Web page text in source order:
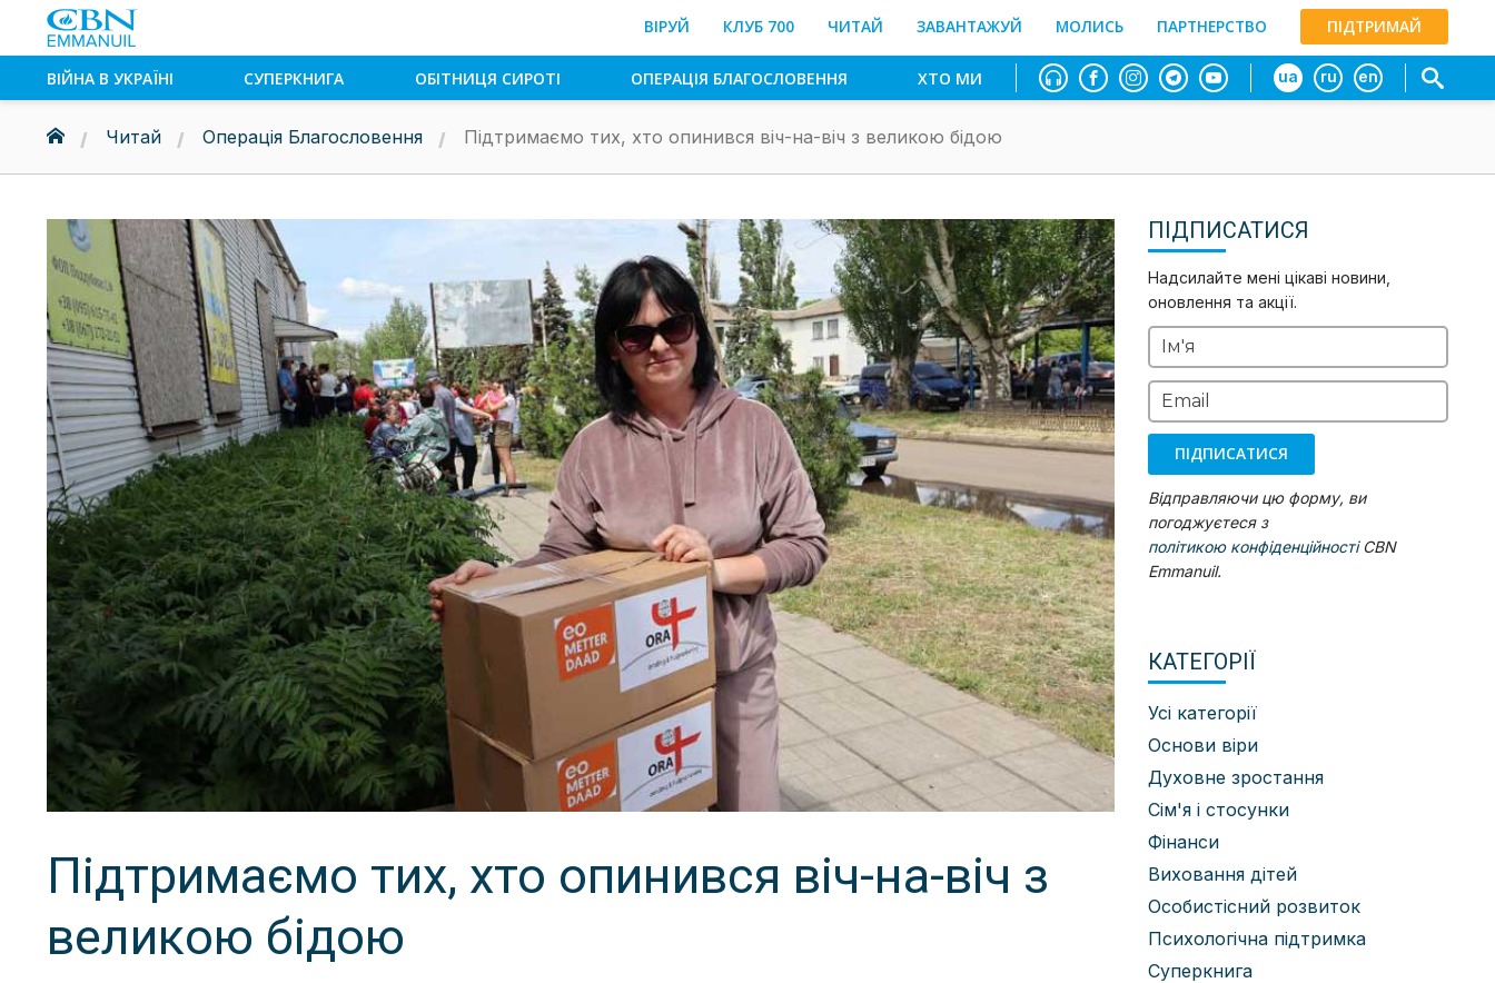
ВІРУЙ КЛУБ 700 ЧИТАЙ ЗАВАНТАЖУЙ МОЛИСЬ ПАРТНЕРСТВО ПІДТРИМАЙ
ВІЙНА В УКРАЇНІ СУПЕРКНИГА ОБІТНИЦЯ СИРОТІ ОПЕРАЦІЯ БЛАГОСЛОВЕННЯ ХТО МИ ua ru en
Читай Операція Благословення Підтримаємо тих, хто опинився віч-на-віч з великою бідою
Підтримаємо тих, хто опинився віч-на-віч з
великою бідою
ПІДПИСАТИСЯ
Надсилайте мені цікаві новини,
оновлення та акції.
Ім'я
Email
ПІДПИСАТИСЯ
Відправляючи цю форму, ви
погоджуєтеся з
політикою конфіденційностіCBN
Emmanuil.
КАТЕГОРІЇ
Усі категорії
Основи віри
Духовне зростання
Сім'я і стосунки
Фінанси
Виховання дітей
Особистісний розвиток
Психологічна підтримка
Суперкнига